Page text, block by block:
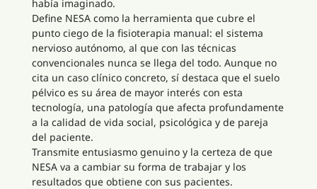
había imaginado.
Define NESA como la herramienta que cubre el
punto ciego de la fisioterapia manual: el sistema
nervioso autónomo, al que con las técnicas
convencionales nunca se llega del todo. Aunque no
cita un caso clínico concreto, sí destaca que el suelo
pélvico es su área de mayor interés con esta
tecnología, una patología que afecta profundamente
a la calidad de vida social, psicológica y de pareja
del paciente.
Transmite entusiasmo genuino y la certeza de que
NESA va a cambiar su forma de trabajar y los
resultados que obtiene con sus pacientes.